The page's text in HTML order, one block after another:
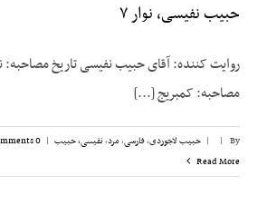
حبیب نفیسی، نوار ۷
مصاحبه: کمبریج [...]
By
|
| حبیب لاجوردی,فارسی,مرد,نفیسی، حبیب |
0 Comments
Read More